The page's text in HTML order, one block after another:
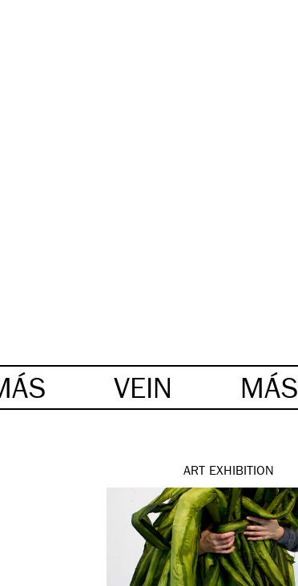
VEIN MÁS
ART EXHIBITION